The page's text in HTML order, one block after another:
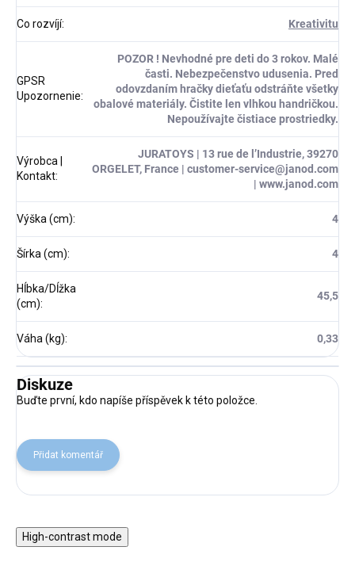
Co rozvíjí: Kreativitu
GPSR
Upozornenie:
POZOR ! Nevhodné pre deti do 3 rokov. Malé
časti. Nebezpečenstvo udusenia. Pred
odovzdaním hračky dieťaťu odstráňte všetky
obalové materiály. Čistite len vlhkou handričkou.
Nepoužívajte čistiace prostriedky.
Výrobca |
Kontakt:
JURATOYS | 13 rue de l’Industrie, 39270
ORGELET, France | customer-service@janod.com
| www.janod.com
Výška (cm): 4
Šírka (cm): 4
Hĺbka/Dĺžka
(cm):
45,5
Váha (kg): 0,33
Diskuze
Buďte první, kdo napíše příspěvek k této položce.
Přidat komentář
High-contrast mode